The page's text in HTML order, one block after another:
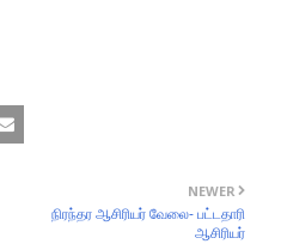
NEWER
நிரந்தர ஆசிரியர் வேலை- பட்டதாரி
ஆசிரியர்